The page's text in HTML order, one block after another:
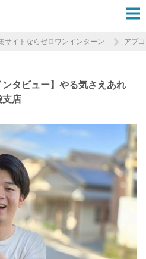
サイトならゼロワンインターン アプ
ンタビュー】やる気さえあれ
支店